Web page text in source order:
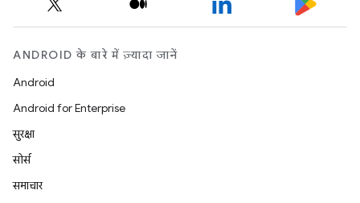
ANDROID के बारे में ज़्यादा जानें
Android
Android for Enterprise
सुरक्षा
सोर्स
समाचार